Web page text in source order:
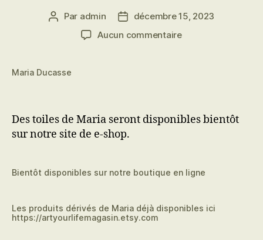
Auteur
Par admin
Datedécembre 15, 2023
Aucun commentairesur
Ducasse
Maria Ducasse
Des toiles de Maria seront disponibles bientôt
sur notre site de e-shop.
Bientôt disponibles sur notre boutique en ligne
Les produits dérivés de Maria déjà disponibles ici
https://artyourlifemagasin.etsy.com